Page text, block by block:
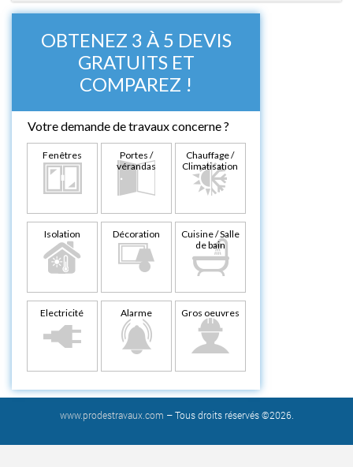
OBTENEZ 3 À 5 DEVIS
GRATUITS ET
COMPAREZ !
Votre demande de travaux concerne ?
Fenêtres
Portes /
vérandas
Chauffage /
Climatisation
Isolation Décoration
Cuisine / Salle
de bain
Electricité Alarme Gros oeuvres
www.prodestravaux.com – Tous droits réservés ©2026.